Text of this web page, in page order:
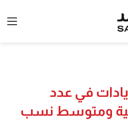
في عدد
ومتوسط نسب